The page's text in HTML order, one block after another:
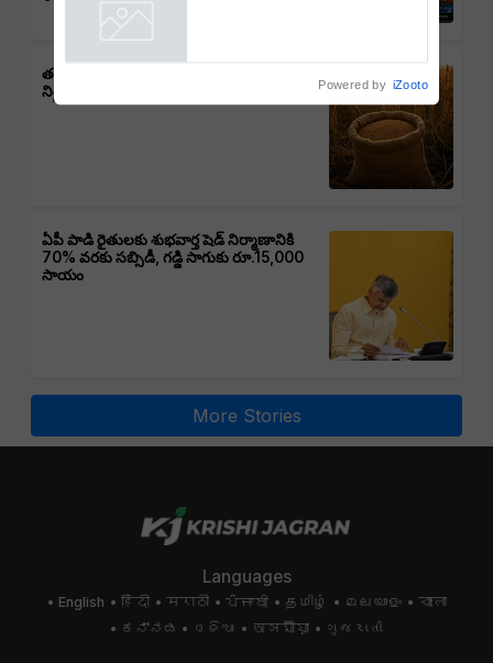
తడిసిన ధాన్యానికీ భరోసా – తెలంగాణ ప్రభుత్వం
నిర్ణయం, రైతులకు ఊరట
ఏపీ పాడి రైతులకు శుభవార్త షెడ్ నిర్మాణానికి
70% వరకు సబ్సిడీ, గడ్డి సాగుకు రూ.15,000
సాయం
More Stories
Languages
English हिंदी मराठी ਪੰਜਾਬੀ தமிழ் മലയാളം
বাংলা
ಕನ್ನಡ
ଓଡିଆ অসমীয়া ગુજરાતી
Powered by iZooto